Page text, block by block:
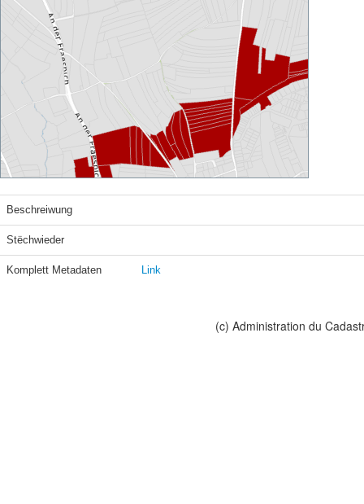
Beschreiwung
Stëchwieder
Komplett Metadaten Link
(c) Administration du